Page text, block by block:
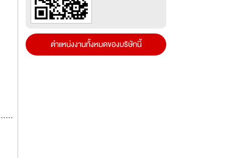
ตำแหน่งงานทั้งหมดของบริษัทนี้